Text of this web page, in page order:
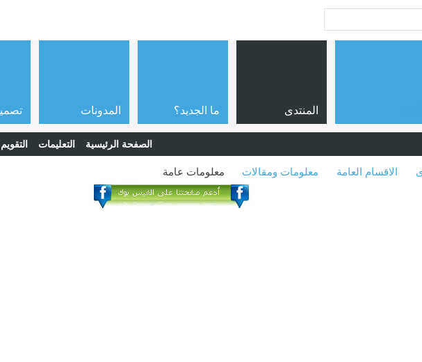
المنتدى
الصفحة الرئيسية التعليمات التقويم
ما الجديد؟ المدونات
الاقسام العامة معلومات ومقالات معلومات عامة